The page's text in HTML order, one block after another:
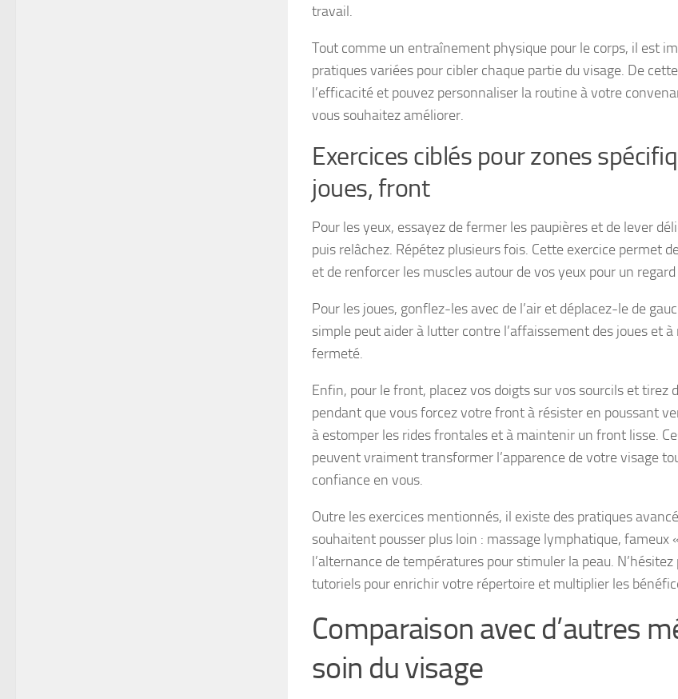
travail.
Tout comme un entraînement physique pour le corps, il est
pratiques variées pour cibler chaque partie du visage. De
l’efficacité et pouvez personnaliser la routine à votre
vous souhaitez améliorer.
Exercices ciblés pour zones
joues, front
Pour les yeux, essayez de fermer les paupières et de lever
puis relâchez. Répétez plusieurs fois. Cette exercice permet
et de renforcer les muscles autour de vos yeux pour un
Pour les joues, gonflez-les avec de l’air et déplacez-le de
simple peut aider à lutter contre l’affaissement des joues et
fermeté.
Enfin, pour le front, placez vos doigts sur vos sourcils et tirez
pendant que vous forcez votre front à résister en poussant
à estomper les rides frontales et à maintenir un front lisse.
peuvent vraiment transformer l’apparence de votre visage
confiance en vous.
Outre les exercices mentionnés, il existe des pratiques
souhaitent pousser plus loin : massage lymphatique, fameux
l’alternance de températures pour stimuler la peau.
tutoriels pour enrichir votre répertoire et multiplier les
Comparaison avec d’autres
soin du visage